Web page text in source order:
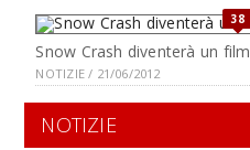
38
Snow Crash diventerà un film
NOTIZIE / 21/06/2012
NOTIZIE